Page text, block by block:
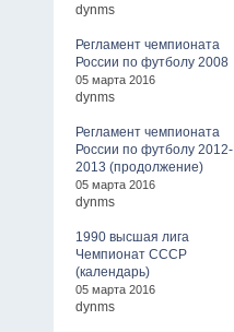
dynms
Регламент чемпионата
России по футболу 2008
05 марта 2016
dynms
Регламент чемпионата
России по футболу 2012-
2013 (продолжение)
05 марта 2016
dynms
1990 высшая лига
Чемпионат СССР
(календарь)
05 марта 2016
dynms